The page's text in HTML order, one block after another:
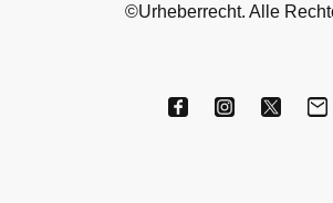
©Urheberrecht. Alle